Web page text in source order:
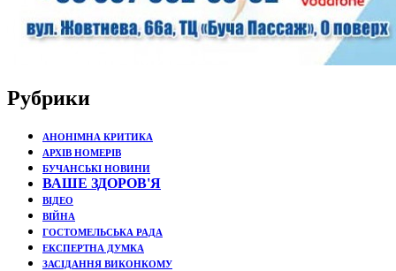
Рубрики
АНОНІМНА КРИТИКА
АРХІВ НОМЕРІВ
БУЧАНСЬКІ НОВИНИ
ВАШЕ ЗДОРОВ'Я
ВІДЕО
ВІЙНА
ГОСТОМЕЛЬСЬКА РАДА
ЕКСПЕРТНА ДУМКА
ЗАСІДАННЯ ВИКОНКОМУ